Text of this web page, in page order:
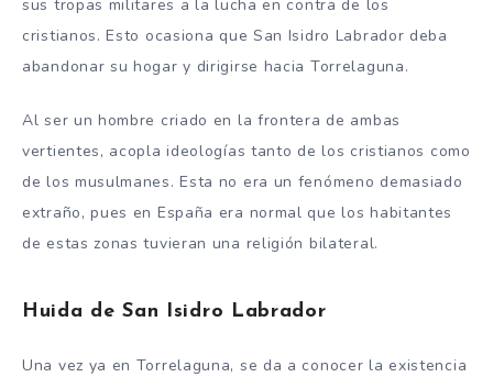
sus tropas militares a la lucha en contra de los
cristianos. Esto ocasiona que San Isidro Labrador deba
abandonar su hogar y dirigirse hacia Torrelaguna.
Al ser un hombre criado en la frontera de ambas
vertientes, acopla ideologías tanto de los cristianos como
de los musulmanes. Esta no era un fenómeno demasiado
extraño, pues en España era normal que los habitantes
de estas zonas tuvieran una religión bilateral.
Huida de San Isidro Labrador
Una vez ya en Torrelaguna, se da a conocer la existencia